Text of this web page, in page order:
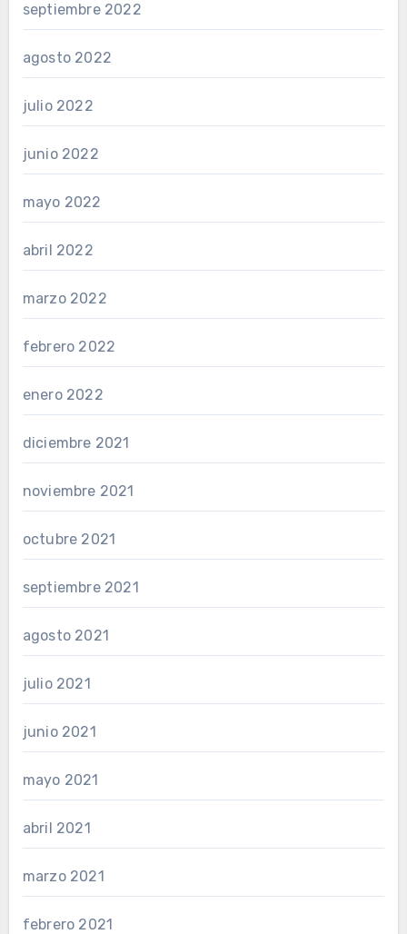
septiembre 2022
agosto 2022
julio 2022
junio 2022
mayo 2022
abril 2022
marzo 2022
febrero 2022
enero 2022
diciembre 2021
noviembre 2021
octubre 2021
septiembre 2021
agosto 2021
julio 2021
junio 2021
mayo 2021
abril 2021
marzo 2021
febrero 2021